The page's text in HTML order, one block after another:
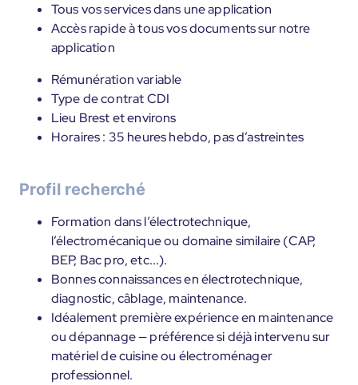
Tous vos services dans une application
Accès rapide à tous vos documents sur notre
application
Rémunération variable
Type de contrat CDI
Lieu Brest et environs
Horaires : 35 heures hebdo, pas d’astreintes
Profil recherché
Formation dans l’électrotechnique,
l’électromécanique ou domaine similaire (CAP,
BEP, Bac pro, etc...).
Bonnes connaissances en électrotechnique,
diagnostic, câblage, maintenance.
Idéalement première expérience en maintenance
ou dépannage — préférence si déjà intervenu sur
matériel de cuisine ou électroménager
professionnel.